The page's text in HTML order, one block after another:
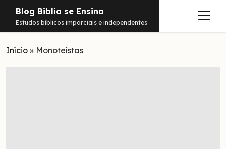
Blog Biblia se Ensina
Estudos bíblicos imparciais e independentes
abrir
Estudos
Início » Monoteístas